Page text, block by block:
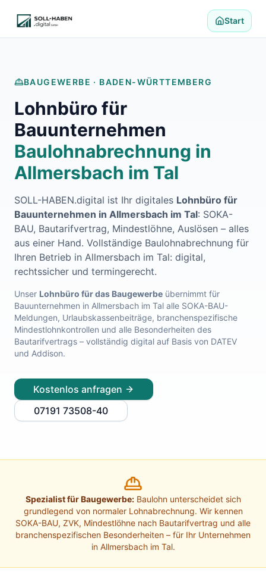
Start
BAUGEWERBE · BADEN-WÜRTTEMBERG
Lohnbüro für
Bauunternehmen
Baulohnabrechnung in
Allmersbach im Tal
SOLL-HABEN.digital ist Ihr digitales Lohnbüro für
Bauunternehmen in Allmersbach im Tal: SOKA-
BAU, Bautarifvertrag, Mindestlöhne, Auslösen – alles
aus einer Hand. Vollständige Baulohnabrechnung für
Ihren Betrieb in Allmersbach im Tal: digital,
rechtssicher und termingerecht.
Unser Lohnbüro für das Baugewerbe übernimmt für
Bauunternehmen in Allmersbach im Tal alle SOKA-BAU-
Meldungen, Urlaubskassenbeiträge, branchenspezifische
Mindestlohnkontrollen und alle Besonderheiten des
Bautarifvertrags – vollständig digital auf Basis von DATEV
und Addison.
Kostenlos anfragen
07191 73508-40
Spezialist für Baugewerbe:Baulohn unterscheidet sich
grundlegend von normaler Lohnabrechnung. Wir kennen
SOKA-BAU, ZVK, Mindestlöhne nach Bautarifvertrag und alle
branchenspezifischen Besonderheiten – für Ihr Unternehmen
in Allmersbach im Tal.
Finanzbuchhaltung auslagern
E-Rechnung und Peppol
Branchenlösungen
Helpdesk und Tools
Alle Standorte
Über uns
Kontakt
Häufige Fragen FAQ
Blog
Lohnabrechnung Waiblingen
Lohnabrechnung Schorndorf
Lohnabrechnung Stuttgart
Lohnabrechnung Heilbronn
Lohnabrechnung Karlsruhe
Lohnabrechnung Freiburg
Lohnabrechnung Mannheim
Lohnabrechnung Heidelberg
Lohnabrechnung Ulm
Lohnabrechnung Reutlingen
Lohnabrechnung Tübingen
Lohnabrechnung Konstanz
Lohnabrechnung Ludwigsburg
Lohnabrechnung Esslingen am Neckar
Finanzbuchhaltung Backnang
Finanzbuchhaltung Mannheim
Finanzbuchhaltung Heidelberg
Finanzbuchhaltung Ulm
Baulohnabrechnung Backnang
Baulohnabrechnung Stuttgart
Baulohnabrechnung Heilbronn